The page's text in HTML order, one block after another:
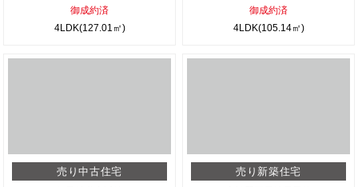
御成約済
4LDK(127.01㎡)
御成約済
4LDK(105.14㎡)
売り中古住宅 売り新築住宅